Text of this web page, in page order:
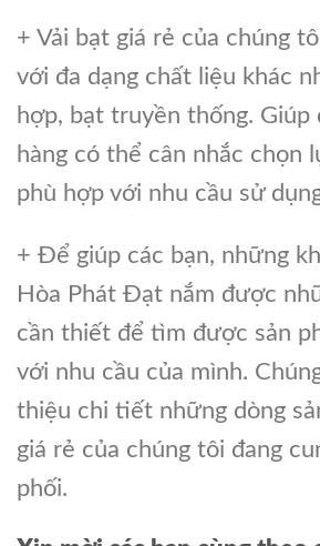
+ Vải bạt giá rẻ của chúng
với đa dạng chất liệu khác
hợp, bạt truyền thống. Giúp
hàng có thể cân nhắc chọn
phù hợp với nhu cầu sử
+ Để giúp các bạn, những
Hòa Phát Đạt nắm được
cần thiết để tìm được sản
với nhu cầu của mình.
thiệu chi tiết những dòng
giá rẻ của chúng tôi đang
phối.